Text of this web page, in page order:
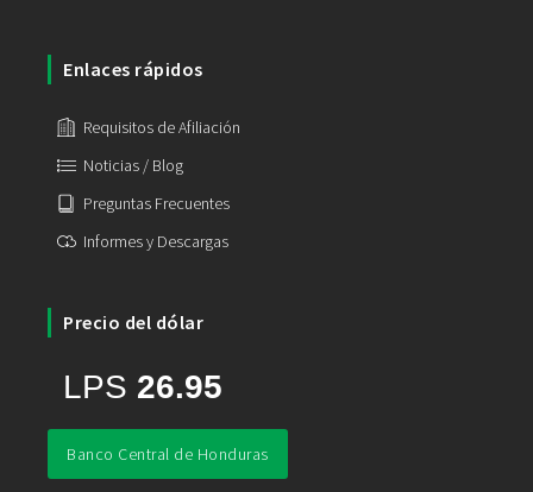
Enlaces rápidos
Requisitos de Afiliación
Noticias / Blog
Preguntas Frecuentes
Informes y Descargas
Precio del dólar
Banco Central de Honduras